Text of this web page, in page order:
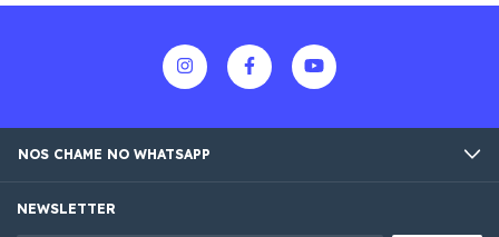
NOS CHAME NO WHATSAPP
NEWSLETTER